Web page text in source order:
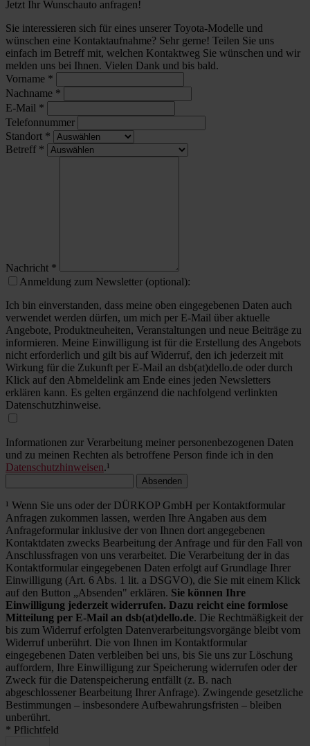
Jetzt Ihr Wunschauto anfragen!
Sie interessieren sich für eines unserer Toyota-Modelle und
wünschen eine Kontaktaufnahme? Sehr gerne! Teilen Sie uns
einfach im Betreff mit, welchen Kontaktweg Sie wünschen und wir
melden uns bei Ihnen. Vielen Dank und bis bald.
Vorname *
Nachname *
E-Mail *
Telefonnummer
Standort *
Betreff *
Nachricht *
Anmeldung zum Newsletter (optional):
Ich bin einverstanden, dass meine oben eingegebenen Daten auch
verwendet werden dürfen, um mich per E-Mail über aktuelle
Angebote, Produktneuheiten, Veranstaltungen und neue Beiträge zu
informieren. Meine Einwilligung ist für die Erstellung des Angebots
nicht erforderlich und gilt bis auf Widerruf, den ich jederzeit mit
Wirkung für die Zukunft per E-Mail an dsb(at)dello.de oder durch
Klick auf den Abmeldelink am Ende eines jeden Newsletters
erklären kann. Es gelten ergänzend die nachfolgend verlinkten
Datenschutzhinweise.
Informationen zur Verarbeitung meiner personenbezogenen Daten
und zu meinen Rechten als betroffene Person finde ich in den
Datenschutzhinweisen.¹
Absenden
¹ Wenn Sie uns oder der DÜRKOP GmbH per Kontaktformular
Anfragen zukommen lassen, werden Ihre Angaben aus dem
Anfrageformular inklusive der von Ihnen dort angegebenen
Kontaktdaten zwecks Bearbeitung der Anfrage und für den Fall von
Anschlussfragen von uns verarbeitet. Die Verarbeitung der in das
Kontaktformular eingegebenen Daten erfolgt auf Grundlage Ihrer
Einwilligung (Art. 6 Abs. 1 lit. a DSGVO), die Sie mit einem Klick
auf den Button „Absenden" erklären. Sie können Ihre
Einwilligung jederzeit widerrufen. Dazu reicht eine formlose
Mitteilung per E-Mail an dsb(at)dello.de. Die Rechtmäßigkeit der
bis zum Widerruf erfolgten Datenverarbeitungsvorgänge bleibt vom
Widerruf unberührt. Die von Ihnen im Kontaktformular
eingegebenen Daten verbleiben bei uns, bis Sie uns zur Löschung
auffordern, Ihre Einwilligung zur Speicherung widerrufen oder der
Zweck für die Datenspeicherung entfällt (z. B. nach
abgeschlossener Bearbeitung Ihrer Anfrage). Zwingende gesetzliche
Bestimmungen – insbesondere Aufbewahrungsfristen – bleiben
unberührt.
* Pflichtfeld